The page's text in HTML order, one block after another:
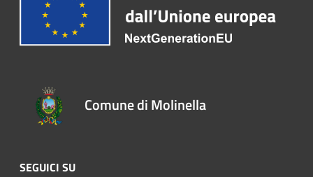
Comune di Molinella
SEGUICI SU